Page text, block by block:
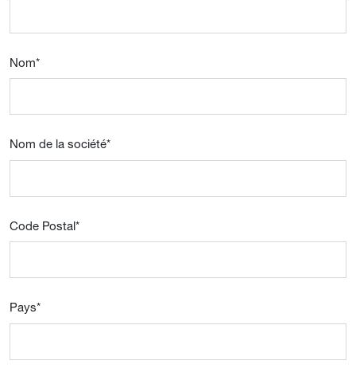
Nom*
Nom de la société*
Code Postal*
Pays*